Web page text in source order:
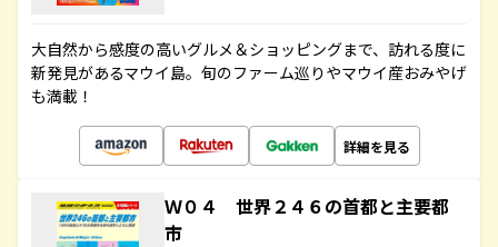
大自然から感度の高いグルメ＆ショッピングまで、訪れる度に
新発見があるマウイ島。旬のファーム巡りやマウイ産おみやげ
も満載！
詳細を見る
Ｗ０４ 世界２４６の首都と主要都
市